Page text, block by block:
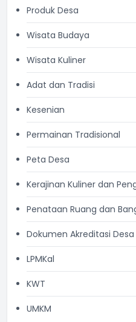
Produk Desa
Wisata Budaya
Wisata Kuliner
Adat dan Tradisi
Kesenian
Permainan Tradisional
Peta Desa
Kerajinan Kuliner dan
Penataan Ruang dan
Dokumen Akreditasi
LPMKal
KWT
UMKM